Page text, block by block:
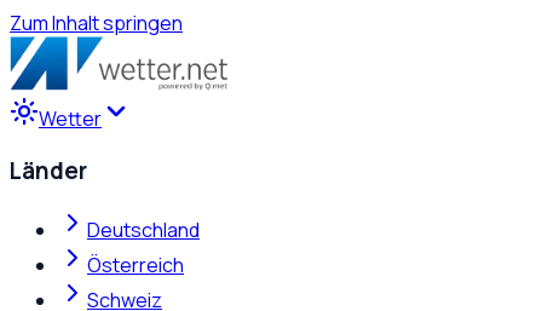
Zum Inhalt springen
Wetter
Länder
Deutschland
Österreich
Schweiz